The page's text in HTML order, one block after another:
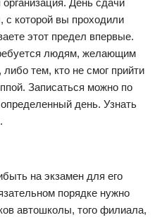
День сдачи
с которой вы проходили
этот предел впервые.
людям, желающим
либо тем, кто не смог прийти
Записаться можно по
день. Узнать
на экзамен для его
порядке нужно
автошколы, того филиала,